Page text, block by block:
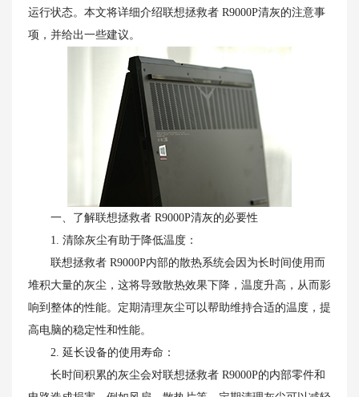
运行状态。本文将详细介绍联想拯救者 R9000P清灰的注意事
项，并给出一些建议。
一、了解联想拯救者 R9000P清灰的必要性
1. 清除灰尘有助于降低温度：
联想拯救者 R9000P内部的散热系统会因为长时间使用而
堆积大量的灰尘，这将导致散热效果下降，温度升高，从而影
响到整体的性能。定期清理灰尘可以帮助维持合适的温度，提
高电脑的稳定性和性能。
2. 延长设备的使用寿命：
长时间积累的灰尘会对联想拯救者 R9000P的内部零件和